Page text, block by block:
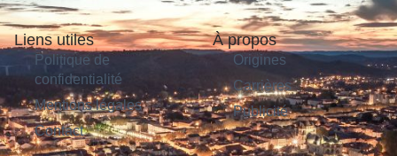
Liens utiles
Politique de
confidentialité
Mentions légales
Contact
À propos
Origines
Carrières
Publicité